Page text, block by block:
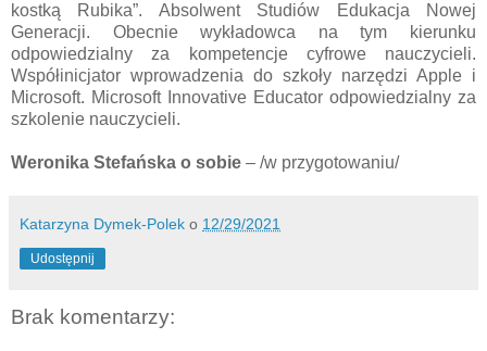
kostką Rubika”. Absolwent Studiów Edukacja Nowej
Generacji. Obecnie wykładowca na tym kierunku
odpowiedzialny za kompetencje cyfrowe nauczycieli.
Współinicjator wprowadzenia do szkoły narzędzi Apple i
Microsoft. Microsoft Innovative Educator odpowiedzialny za
szkolenie nauczycieli.
Weronika Stefańska o sobie – /w przygotowaniu/
Katarzyna Dymek-Polek o 12/29/2021
Udostępnij
Brak komentarzy: